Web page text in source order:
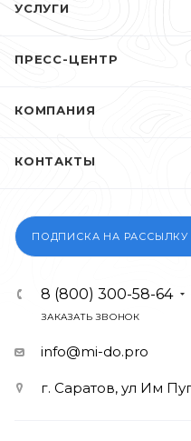
УСЛУГИ
ПРЕСС-ЦЕНТР
КОМПАНИЯ
КОНТАКТЫ
ПОДПИСКА НА РАССЫЛКУ
8 (800) 300-58-64
ЗАКАЗАТЬ ЗВОНОК
info@mi-do.pro
г. Саратов, ул Им